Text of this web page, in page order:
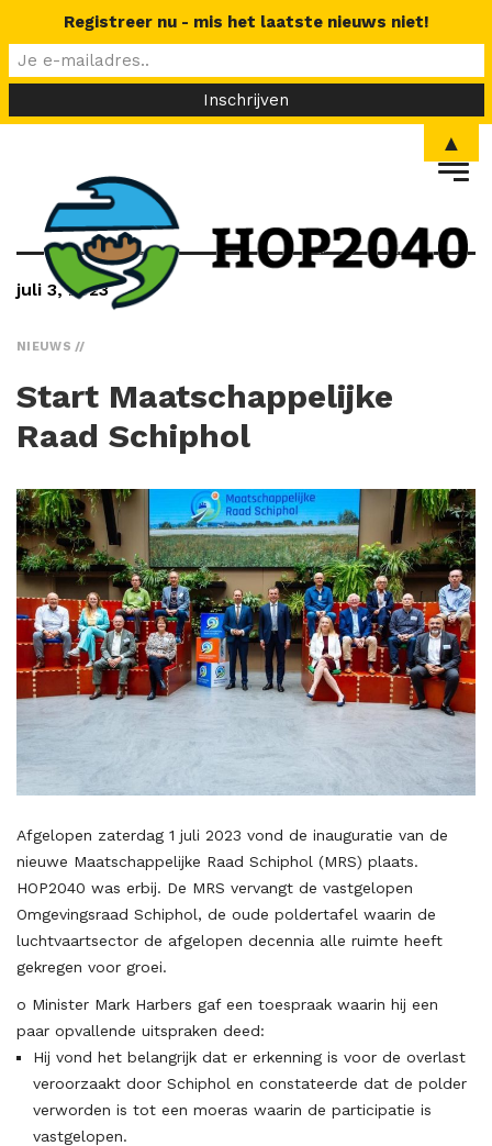
juli 3, 2023
NIEUWS
Start Maatschappelijke
Raad Schiphol
Afgelopen zaterdag 1 juli 2023 vond de inauguratie van de
nieuwe Maatschappelijke Raad Schiphol (MRS) plaats.
HOP2040 was erbij. De MRS vervangt de vastgelopen
Omgevingsraad Schiphol, de oude poldertafel waarin de
luchtvaartsector de afgelopen decennia alle ruimte heeft
gekregen voor groei.
o Minister Mark Harbers gaf een toespraak waarin hij een
paar opvallende uitspraken deed:
Hij vond het belangrijk dat er erkenning is voor de overlast
veroorzaakt door Schiphol en constateerde dat de polder
verworden is tot een moeras waarin de participatie is
vastgelopen.
Registreer nu - mis het laatste nieuws niet!
▲